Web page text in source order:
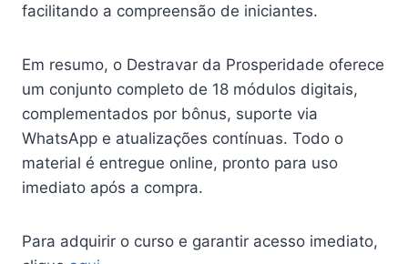
facilitando a compreensão de iniciantes.
Em resumo, o Destravar da Prosperidade oferece
um conjunto completo de 18 módulos digitais,
complementados por bônus, suporte via
WhatsApp e atualizações contínuas. Todo o
material é entregue online, pronto para uso
imediato após a compra.
Para adquirir o curso e garantir acesso imediato,